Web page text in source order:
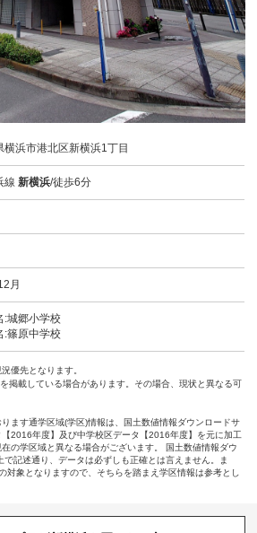
横浜市港北区新横浜1丁目
線新横浜/徒歩6分
月
:城郷小学校
:篠原中学校
優先となります。
掲載している場合があります。その場合、現状と異なる可
ます通学区域(学区)情報は、国土数値情報ダウンロードサ
2016年度】及び中学校区データ【2016年度】を元に加工
の学区域と異なる場合がございます。 国土数値情報ダウ
記述通り、データは必ずしも正確とは言えません。ま
対象となりますので、そちらを踏まえ学区情報は参考とし